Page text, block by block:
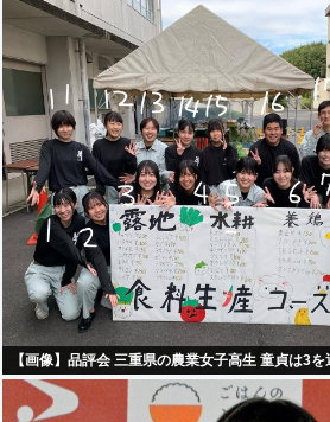
【画像】品評会 三重県の農業女子高生 童貞は3